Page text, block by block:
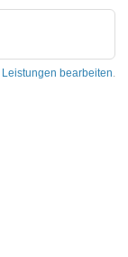
Leistungen bearbeiten.